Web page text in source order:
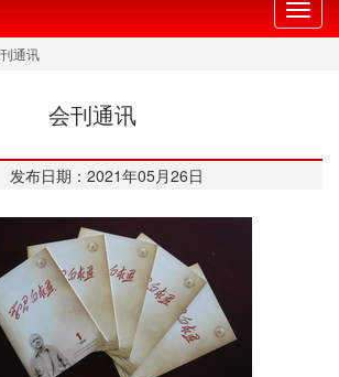
切
换
通讯
会刊通讯
发布日期：2021年05月26日